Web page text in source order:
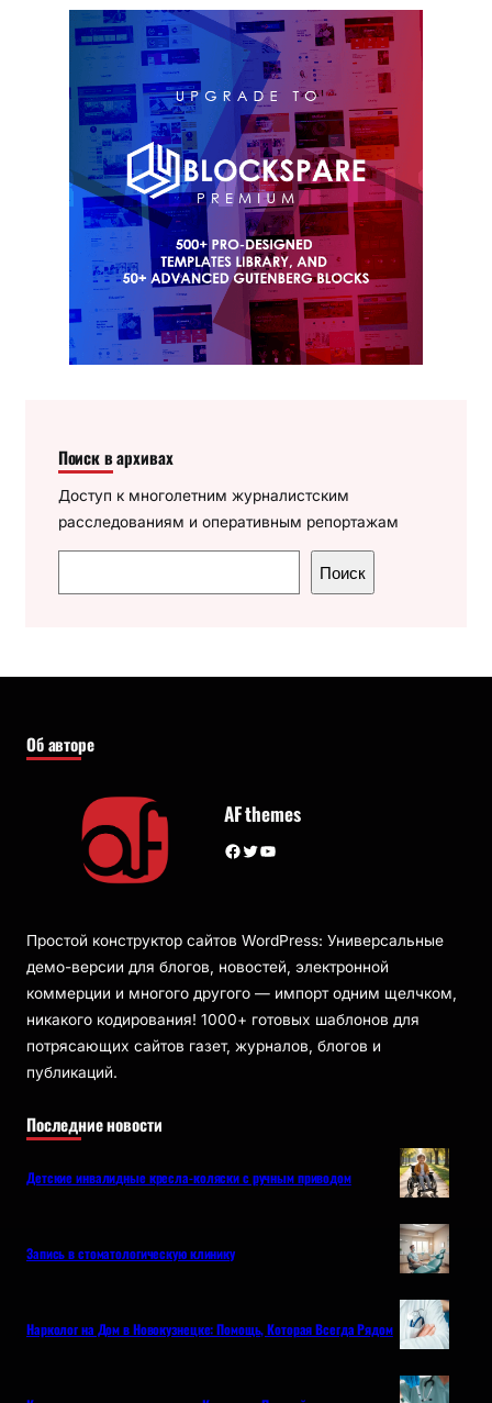
Поиск в архивах
Доступ к многолетним журналистским
расследованиям и оперативным репортажам
о
к
Поиск
Об авторе
AF themes
Facebook Twitter YouTube
Простой конструктор сайтов WordPress: Универсальные
демо-версии для блогов, новостей, электронной
коммерции и многого другого — импорт одним щелчком,
никакого кодирования! 1000+ готовых шаблонов для
потрясающих сайтов газет, журналов, блогов и
публикаций.
Последние новости
Детские инвалидные кресла-коляски с ручным приводом
Запись в стоматологическую клинику
Нарколог на Дом в Новокузнецке: Помощь, Которая Всегда Рядом